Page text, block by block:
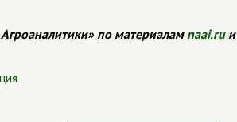
по материалам naai.ruи